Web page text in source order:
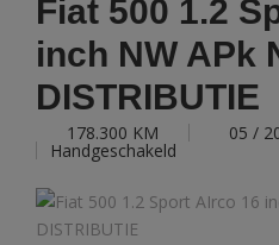
Fiat 500 1.2
inch NW APk
DISTRIBUTIE
178.300 KM 05 /
Handgeschakeld